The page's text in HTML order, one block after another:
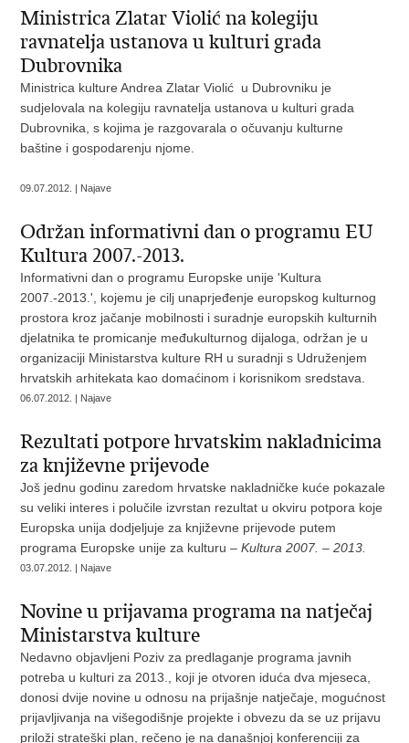
Ministrica Zlatar Violić na kolegiju
ravnatelja ustanova u kulturi grada
Dubrovnika
Ministrica kulture Andrea Zlatar Violić u Dubrovniku je
sudjelovala na kolegiju ravnatelja ustanova u kulturi grada
Dubrovnika, s kojima je razgovarala o očuvanju kulturne
baštine i gospodarenju njome.
09.07.2012. | Najave
Održan informativni dan o programu EU
Kultura 2007.-2013.
Informativni dan o programu Europske unije 'Kultura
2007.-2013.', kojemu je cilj unaprjeđenje europskog kulturnog
prostora kroz jačanje mobilnosti i suradnje europskih kulturnih
djelatnika te promicanje međukulturnog dijaloga, održan je u
organizaciji Ministarstva kulture RH u suradnji s Udruženjem
hrvatskih arhitekata kao domaćinom i korisnikom sredstava.
06.07.2012. | Najave
Rezultati potpore hrvatskim nakladnicima
za književne prijevode
Još jednu godinu zaredom hrvatske nakladničke kuće pokazale
su veliki interes i polučile izvrstan rezultat u okviru potpora koje
Europska unija dodjeljuje za književne prijevode putem
programa Europske unije za kulturu –Kultura 2007. – 2013.
03.07.2012. | Najave
Novine u prijavama programa na natječaj
Ministarstva kulture
Nedavno objavljeni Poziv za predlaganje programa javnih
potreba u kulturi za 2013., koji je otvoren iduća dva mjeseca,
donosi dvije novine u odnosu na prijašnje natječaje, mogućnost
prijavljivanja na višegodišnje projekte i obvezu da se uz prijavu
priloži strateški plan, rečeno je na današnjoj konferenciji za